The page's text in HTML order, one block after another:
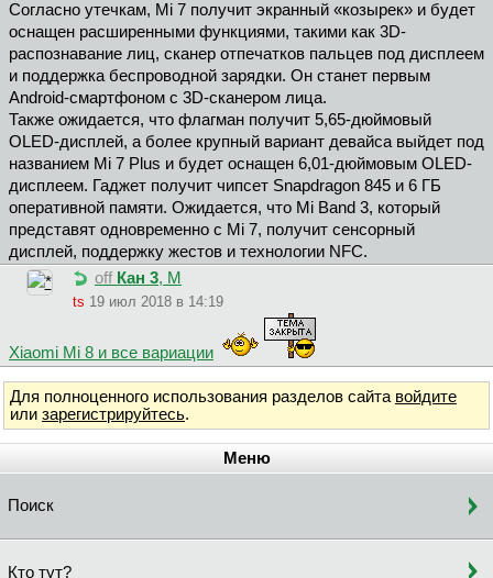
Согласно утечкам, Mi 7 получит экранный «козырек» и будет
оснащен расширенными функциями, такими как 3D-
распознавание лиц, сканер отпечатков пальцев под дисплеем
и поддержка беспроводной зарядки. Он станет первым
Android-смартфоном с 3D-сканером лица.
Также ожидается, что флагман получит 5,65-дюймовый
OLED-дисплей, а более крупный вариант девайса выйдет под
названием Mi 7 Plus и будет оснащен 6,01-дюймовым OLED-
дисплеем. Гаджет получит чипсет Snapdragon 845 и 6 ГБ
оперативной памяти. Ожидается, что Mi Band 3, который
представят одновременно с Mi 7, получит сенсорный
дисплей, поддержку жестов и технологии NFC.
off Кан 3, М
ts 19 июл 2018 в 14:19
Xiaomi Mi 8 и все вариации
Для полноценного использования разделов сайта войдите
или зарегистрируйтесь.
Меню
Поиск
Кто тут?